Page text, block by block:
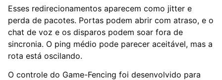
Esses redirecionamentos aparecem como jitter e
perda de pacotes. Portas podem abrir com atraso, e o
chat de voz e os disparos podem soar fora de
sincronia. O ping médio pode parecer aceitável, mas a
rota está oscilando.
O controle do Game-Fencing foi desenvolvido para